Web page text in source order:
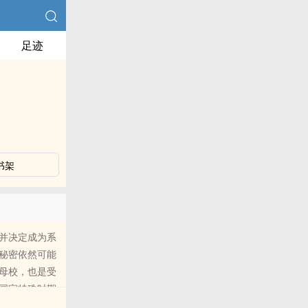
足迹
架
决定成为系
密依然可能
校，也是受
家特殊时期